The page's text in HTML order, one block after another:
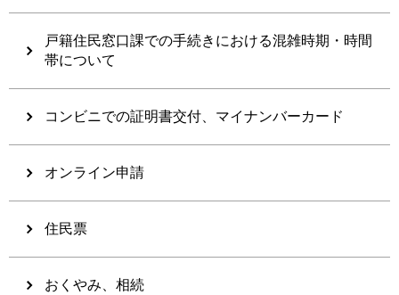
戸籍住民窓口課での手続きにおける混雑時期・時間
帯について
コンビニでの証明書交付、マイナンバーカード
オンライン申請
住民票
おくやみ、相続